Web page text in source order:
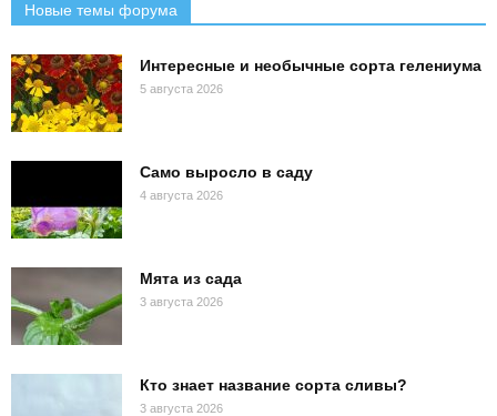
Новые темы форума
Интересные и необычные сорта гелениума
5 августа 2026
Само выросло в саду
4 августа 2026
Мята из сада
3 августа 2026
Кто знает название сорта сливы?
3 августа 2026